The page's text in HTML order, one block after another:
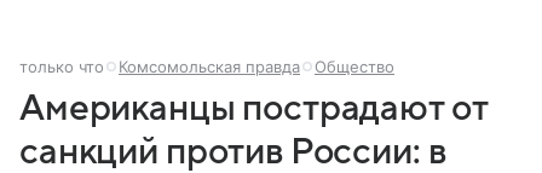
только что Комсомольская правда Общество
Американцы пострадают от
санкций против России: в